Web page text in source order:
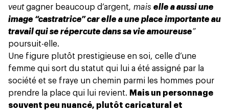
veutgagner beaucoup d’argent, mais elle a aussi une
image “castratrice” car elle a une place importante au
travail qui se répercute dans sa vie amoureuse”
poursuit-elle.
Une figure plutôt prestigieuse en soi, celle d’une
femme qui sort du statut qui lui a été assigné par la
société et se fraye un chemin parmi les hommes pour
prendre la place qui lui revient. Mais un personnage
souvent peu nuancé, plutôt caricatural et